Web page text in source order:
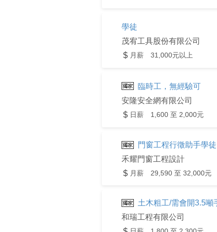
學徒
茂宥工具股份有限公司
月薪 31,000元以上
臨時工，無經驗可
安隆安全網有限公司
日薪 1,600 至 2,000元
門窗工程行徵助手學
禾耀門窗工程設計
月薪 29,590 至 32,000元
土木粗工/需會開3.5
和瑞工程有限公司